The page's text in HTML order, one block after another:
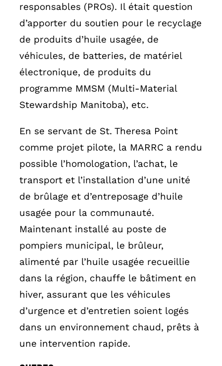
responsables (PROs). Il était question
d’apporter du soutien pour le recyclage
de produits d’huile usagée, de
véhicules, de batteries, de matériel
électronique, de produits du
programme MMSM (Multi-Material
Stewardship Manitoba), etc.
En se servant de St. Theresa Point
comme projet pilote, la MARRC a rendu
possible l’homologation, l’achat, le
transport et l’installation d’une unité
de brûlage et d’entreposage d’huile
usagée pour la communauté.
Maintenant installé au poste de
pompiers municipal, le brûleur,
alimenté par l’huile usagée recueillie
dans la région, chauffe le bâtiment en
hiver, assurant que les véhicules
d’urgence et d’entretien soient logés
dans un environnement chaud, prêts à
une intervention rapide.